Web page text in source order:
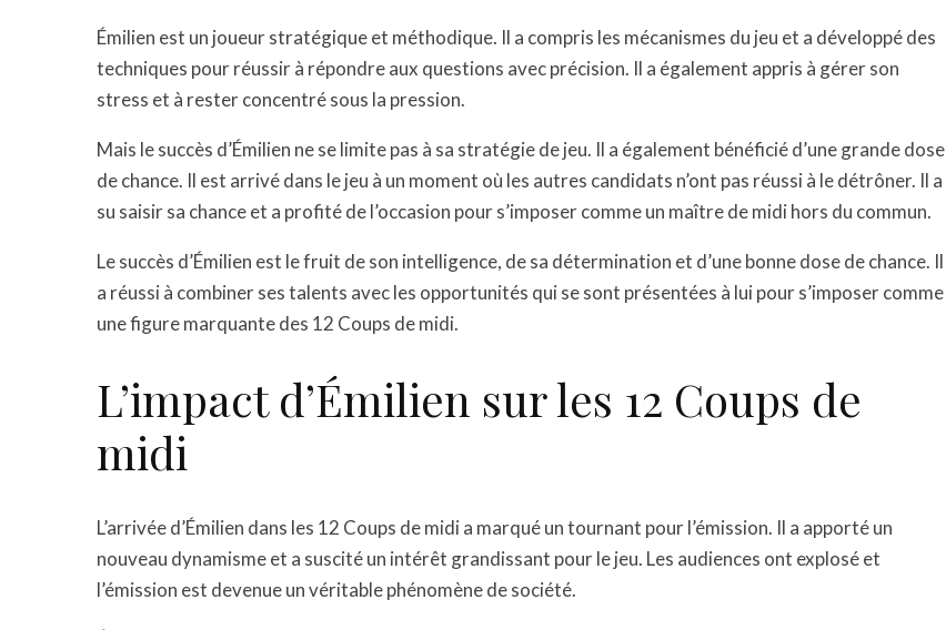
Émilien est un joueur stratégique et méthodique. Il a compris les mécanismes du jeu et a développé des
techniques pour réussir à répondre aux questions avec précision. Il a également appris à gérer son
stress et à rester concentré sous la pression.
Mais le succès d’Émilien ne se limite pas à sa stratégie de jeu. Il a également bénéficié d’une grande dose
de chance. Il est arrivé dans le jeu à un moment où les autres candidats n’ont pas réussi à le détrôner. Il a
su saisir sa chance et a profité de l’occasion pour s’imposer comme un maître de midi hors du commun.
Le succès d’Émilien est le fruit de son intelligence, de sa détermination et d’une bonne dose de chance. Il
a réussi à combiner ses talents avec les opportunités qui se sont présentées à lui pour s’imposer comme
une figure marquante des 12 Coups de midi.
L’impact d’Émilien sur les 12 Coups de
midi
L’arrivée d’Émilien dans les 12 Coups de midi a marqué un tournant pour l’émission. Il a apporté un
nouveau dynamisme et a suscité un intérêt grandissant pour le jeu. Les audiences ont explosé et
l’émission est devenue un véritable phénomène de société.